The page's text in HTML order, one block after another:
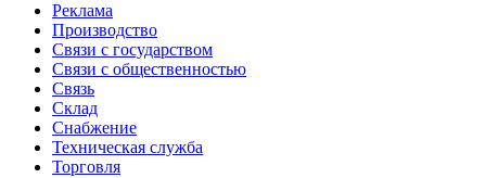
Реклама
Производство
Связи с государством
Связи с общественностью
Связь
Склад
Снабжение
Техническая служба
Торговля